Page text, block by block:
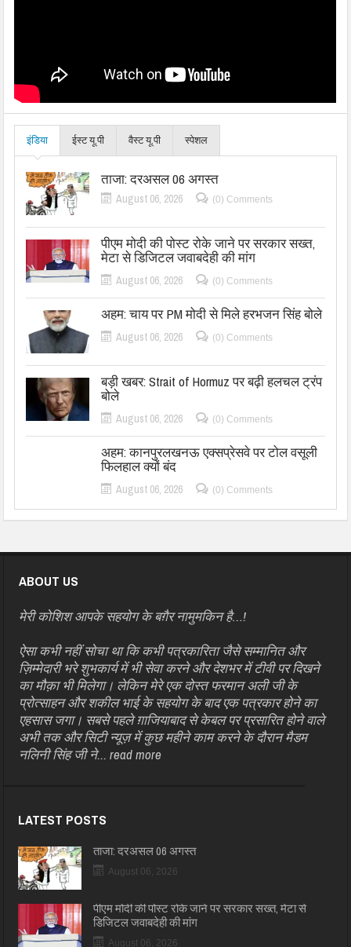
इंडिया ईस्ट यू.पी वैस्ट यू.पी स्पेशल
ताजा: दरअसल 06 अगस्त
August 06, 2026 (0) Comments
पीएम मोदी की पोस्ट रोके जाने पर सरकार सख्त,
मेटा से डिजिटल जवाबदेही की मांग
August 06, 2026 (0) Comments
अहम: चाय पर PM मोदी से मिले हरभजन सिंह बोले
August 06, 2026 (0) Comments
बड़ी खबर: Strait of Hormuz पर बढ़ी हलचल ट्रंप
बोले
August 06, 2026 (0) Comments
अहम: कानपुरलखनऊ एक्सप्रेसवे पर टोल वसूली
फिलहाल क्यों बंद
August 06, 2026 (0) Comments
ABOUT US
मेरी कोशिश आपके सहयोग के बग़ैर नामुमकिन है…!
ऐसा कभी नहीं सोचा था कि कभी पत्रकारिता जैसे सम्मानित और
ज़िम्मेदारी भरे शुभकार्य में भी सेवा करने और देशभर में टीवी पर दिखने
का मौक़ा भी मिलेगा। लेकिन मेरे एक दोस्त फरमान अली जी के
प्रोत्साहन और शकील भाई के सहयोग के बाद एक पत्रकार होने का
एहसास जगा। सबसे पहले ग़ाजियाबाद से केबल पर प्रसारित होने वाले
अभी तक और सिटी न्यूज़ में कुछ महीने काम करने के दौरान मैडम
नलिनी सिंह जी ने...read more
LATEST POSTS
ताजा: दरअसल 06 अगस्त
August 06, 2026
पीएम मोदी की पोस्ट रोके जाने पर सरकार सख्त, मेटा से
डिजिटल जवाबदेही की मांग
August 06, 2026